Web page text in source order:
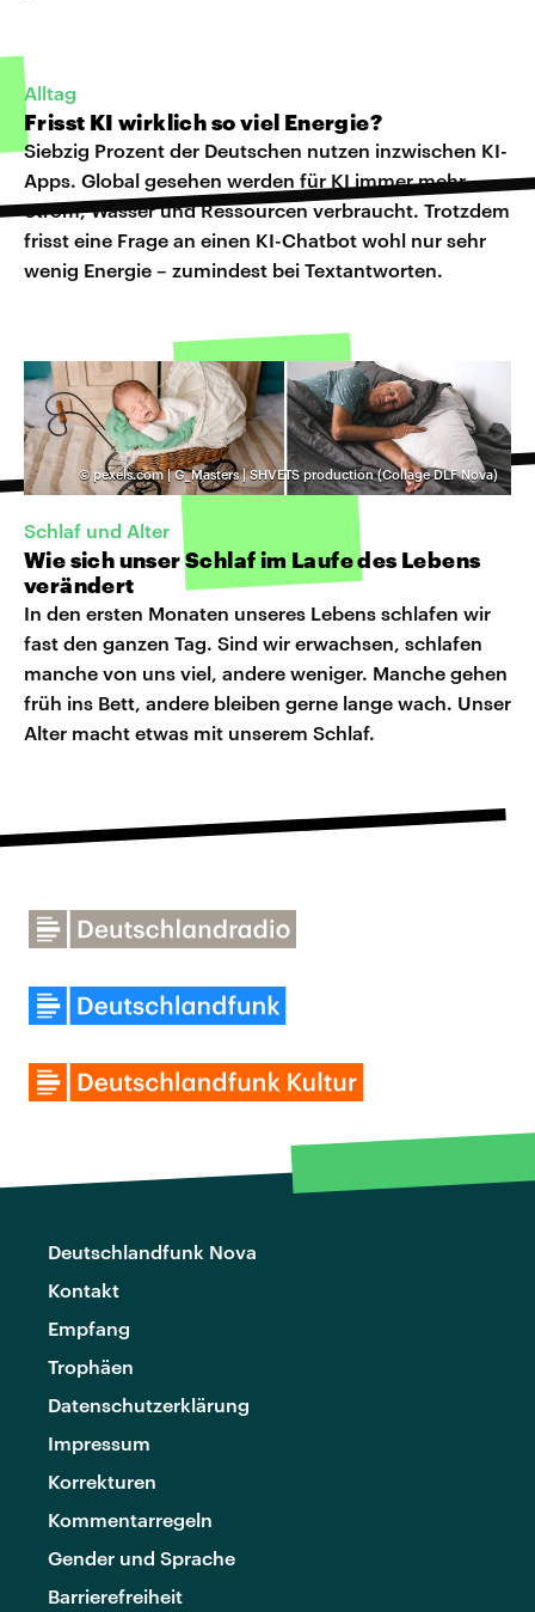
Alltag
Frisst KI wirklich so viel Energie?
Siebzig Prozent der Deutschen nutzen inzwischen KI-
Apps. Global gesehen werden für KI immer mehr
Strom, Wasser und Ressourcen verbraucht. Trotzdem
frisst eine Frage an einen KI-Chatbot wohl nur sehr
wenig Energie – zumindest bei Textantworten.
©pexels.com | G_Masters | SHVETS production (Collage DLF Nova)
Schlaf und Alter
Wie sich unser Schlaf im Laufe des Lebens
verändert
In den ersten Monaten unseres Lebens schlafen wir
fast den ganzen Tag. Sind wir erwachsen, schlafen
manche von uns viel, andere weniger. Manche gehen
früh ins Bett, andere bleiben gerne lange wach. Unser
Alter macht etwas mit unserem Schlaf.
Deutschlandfunk Nova
Kontakt
Empfang
Trophäen
Datenschutzerklärung
Impressum
Korrekturen
Kommentarregeln
Gender und Sprache
Barrierefreiheit